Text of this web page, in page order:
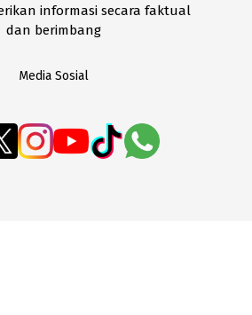
informasi secara faktual
dan berimbang
Media Sosial